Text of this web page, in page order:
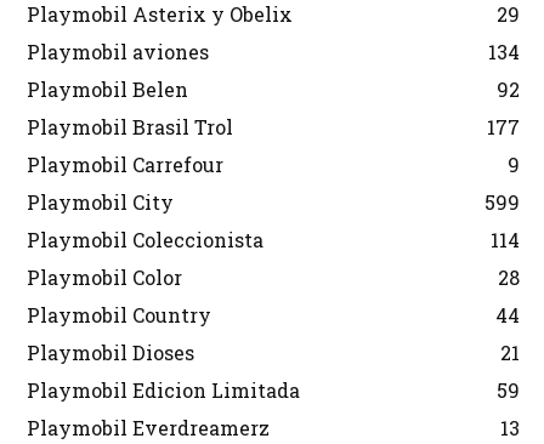
Playmobil Asterix y Obelix
29
Playmobil aviones
134
Playmobil Belen
92
Playmobil Brasil Trol
177
Playmobil Carrefour
9
Playmobil City
599
Playmobil Coleccionista
114
Playmobil Color
28
Playmobil Country
44
Playmobil Dioses
21
Playmobil Edicion Limitada
59
Playmobil Everdreamerz
13